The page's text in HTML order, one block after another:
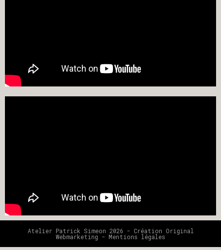
Atelier Patrick Simeon 2026 - Création Original
Webmarketing - Mentions légales